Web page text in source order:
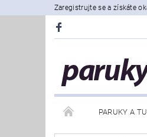
Zaregistrujte se a získáte
PARUKY A